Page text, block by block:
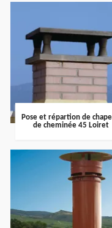
Pose et répartion de
de cheminée 45 Loiret